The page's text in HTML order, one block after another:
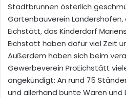
Stadtbrunnen österlich
Gartenbauverein
Eichstätt, das Kinderdorf
Eichstätt haben dafür viel Zeit
Außerdem haben sich beim
Gewerbeverein ProEichstätt
angekündigt: An rund 75
und allerhand bunte Waren und